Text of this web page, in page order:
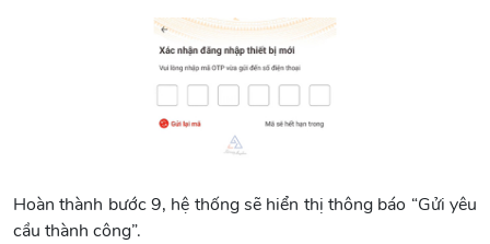
Hoàn thành bước 9, hệ thống sẽ hiển thị thông báo “Gửi yêu
cầu thành công”.